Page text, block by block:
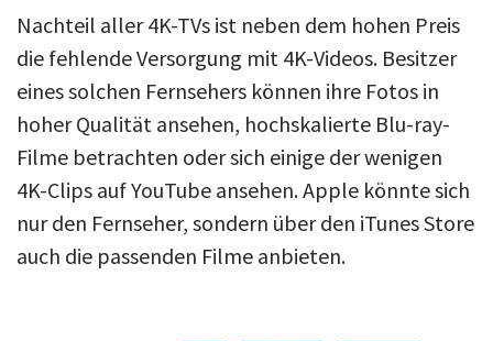
Nachteil aller 4K-TVs ist neben dem hohen Preis
die fehlende Versorgung mit 4K-Videos. Besitzer
eines solchen Fernsehers können ihre Fotos in
hoher Qualität ansehen, hochskalierte Blu-ray-
Filme betrachten oder sich einige der wenigen
4K-Clips auf YouTube ansehen. Apple könnte sich
nur den Fernseher, sondern über den iTunes Store
auch die passenden Filme anbieten.